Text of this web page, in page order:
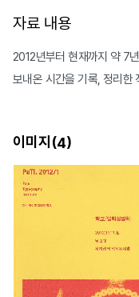
자료 내용
2012년부터 현재까지 약 7
보내온 시간을 기록, 정리한
이미지(4)